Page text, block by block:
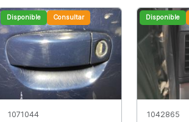
Disponible Consultar
1071044
Disponible
1042865